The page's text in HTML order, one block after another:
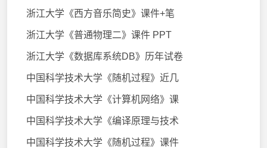
浙江大学《西方音乐简史》课件+笔
浙江大学《普通物理二》课件 PPT
浙江大学《数据库系统DB》历年试卷
中国科学技术大学《随机过程》近几
中国科学技术大学《计算机网络》课
中国科学技术大学《编译原理与技术
中国科学技术大学《随机过程》课件